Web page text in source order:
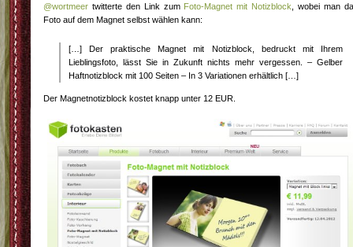
@wortmeer twitterte den Link zum Foto-Magnet mit Notizblock
, wobei man
Foto auf dem Magnet selbst wählen kann:
[…] Der praktische Magnet mit Notizblock, bedruckt mit Ihrem
Lieblingsfoto, lässt Sie in Zukunft nichts mehr vergessen. – Gelber
Haftnotizblock mit 100 Seiten – In 3 Variationen erhältlich […]
Der Magnetnotizblock kostet knapp unter 12 EUR.